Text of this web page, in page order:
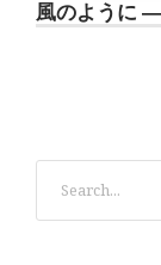
風のように